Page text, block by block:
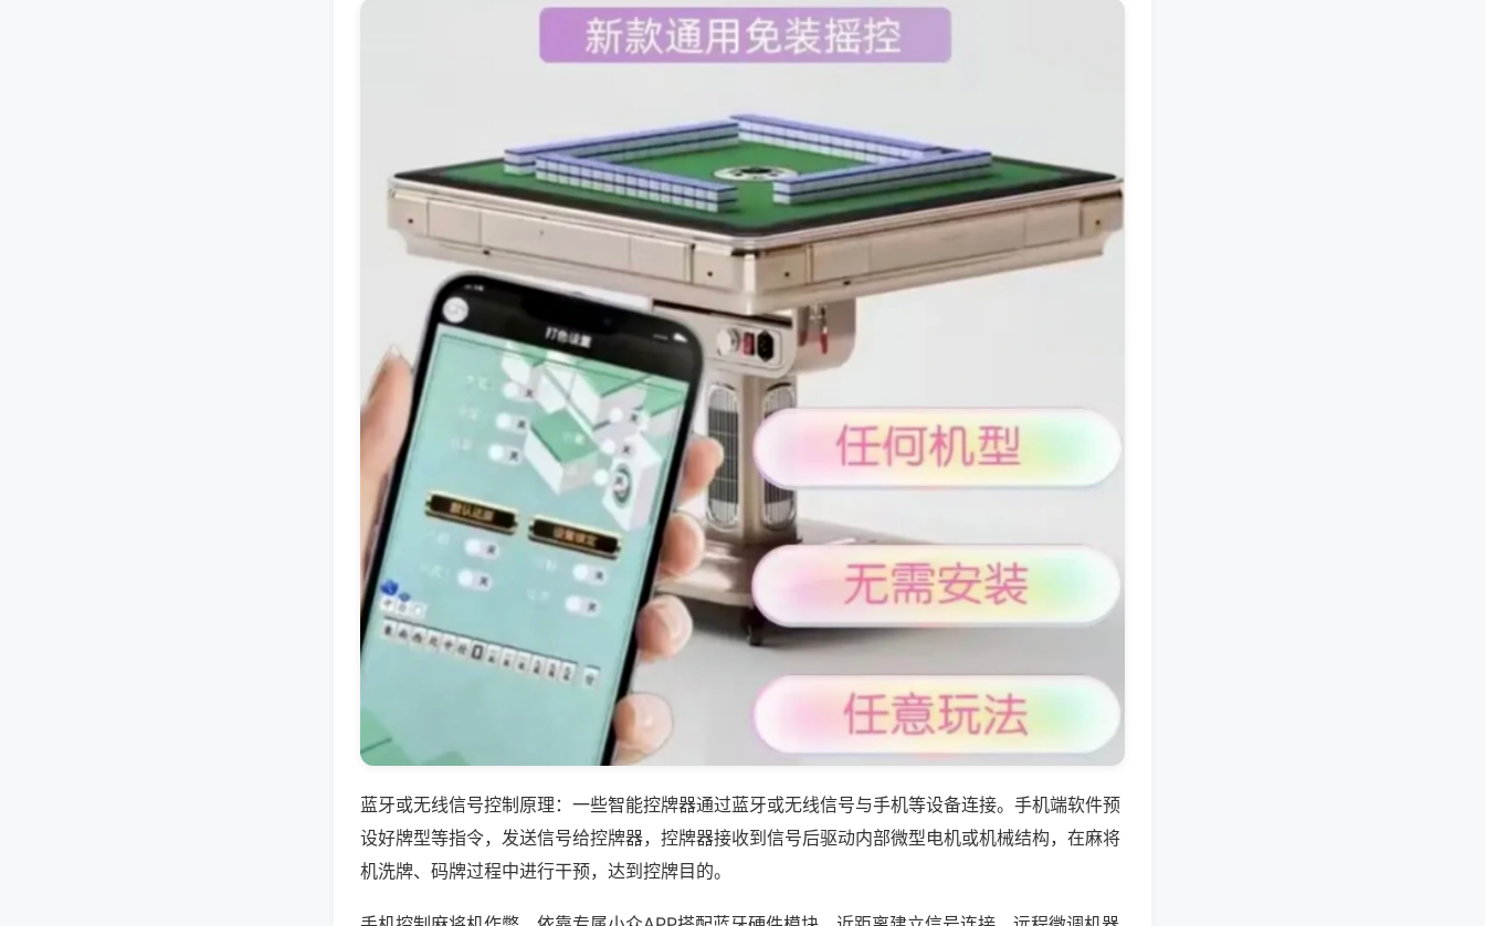
蓝牙或无线信号控制原理：一些智能控牌器通过蓝牙或无线信号与手机等设备连接。手机端软件预
设好牌型等指令，发送信号给控牌器，控牌器接收到信号后驱动内部微型电机或机械结构，在麻将
机洗牌、码牌过程中进行干预，达到控牌目的。